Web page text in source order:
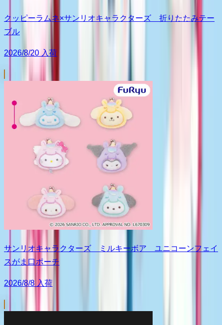
クッピーラムネ×サンリオキャラクターズ 折りたたみテー
ブル
2026/8/20 入荷
サンリオキャラクターズ ミルキーボア ユニコーンフェイ
スがま口ポーチ
2026/8/8 入荷